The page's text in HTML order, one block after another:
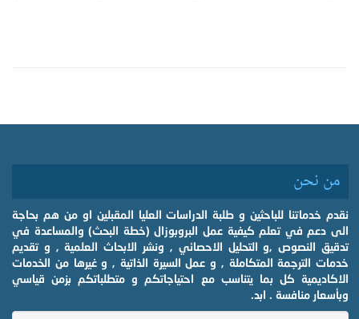
من نحن
نقدم خدماتنا للباحثين و طلبة الدراسات العليا المقبلين او من هم بحاجة
الى دعم في تعلم كيفية عمل البروبوزال (خطة البحث) والمساعدة في
تدقيق النصوص ,و التحليل الاحصائي , ونشر الابحاث العلمية , و تقديم
خدمات الترجمة المتكاملة , و عمل السيرة الذاتية , و غيرها من الخدمات
الاكاديمية كل بما يتناسب مع احتياجاتكم و متطلباتكم بزمن قياسي
وبأسعار منافسة . ابد.